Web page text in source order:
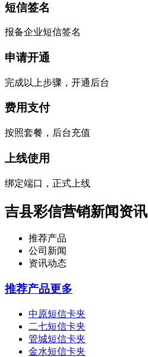
短信签名
报备企业短信签名
申请开通
完成以上步骤，开通后台
费用支付
按照套餐，后台充值
上线使用
绑定端口，正式上线
吉县彩信营销新闻资讯
推荐产品
公司新闻
资讯动态
推荐产品更多
中原短信卡夹
二七短信卡夹
管城短信卡夹
金水短信卡夹